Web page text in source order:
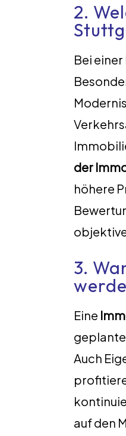
2.
Bei einer
der
höhere
3.
Eine
Auch
auf den